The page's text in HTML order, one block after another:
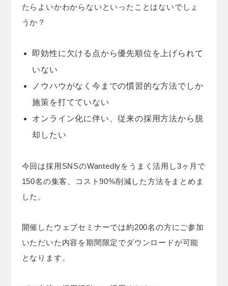
たらよいかわからないといったことはないでしょ
うか？
即効性に欠ける点から優先順位を上げられて
いない
ノウハウがなく今までの慣習的な方法でしか
施策を打てていない
オンライン化に伴い、従来の採用方法から脱
却したい
今回は採用SNSのWantedlyをうまく活用し3ヶ月で
150名の集客、コスト90%削減した方法をまとめま
した。
開催したウェブセミナーでは約200名の方にご参加
いただいた内容を期間限定でダウンロードが可能
となります。